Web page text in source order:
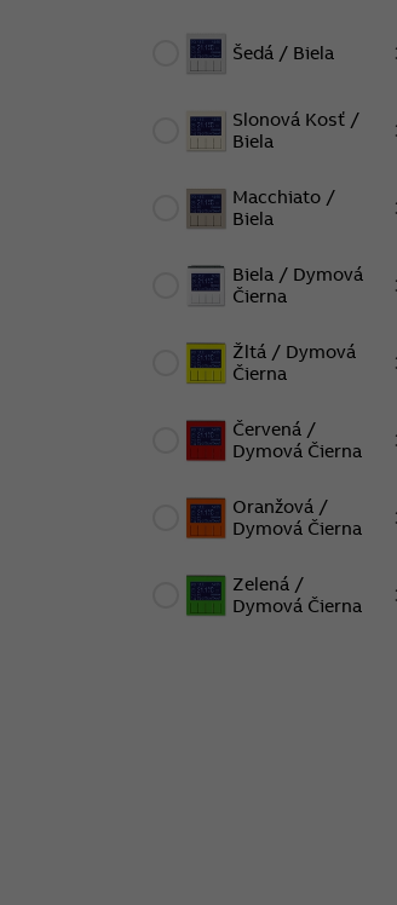
Šedá / Biela
Slonová Kosť /
Biela
Macchiato /
Biela
Biela / Dymová
Čierna
Žltá / Dymová
Čierna
Červená /
Dymová Čierna
Oranžová /
Dymová Čierna
Zelená /
Dymová Čierna